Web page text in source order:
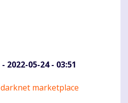
- 2022-05-24 - 03:51
darknet marketplace